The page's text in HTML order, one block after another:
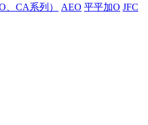
CA系列）
AEO 平平加O JFC